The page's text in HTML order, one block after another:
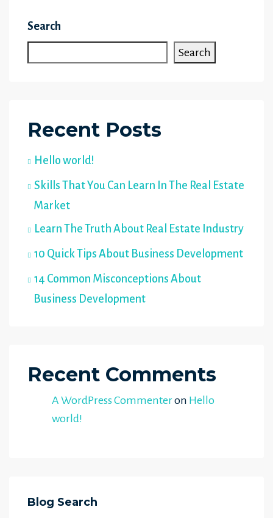
Search
Search
Recent Posts
Hello world!
Skills That You Can Learn In The Real Estate
Market
Learn The Truth About Real Estate Industry
10 Quick Tips About Business Development
14 Common Misconceptions About
Business Development
Recent Comments
A WordPress Commenteron Hello
world!
Blog Search